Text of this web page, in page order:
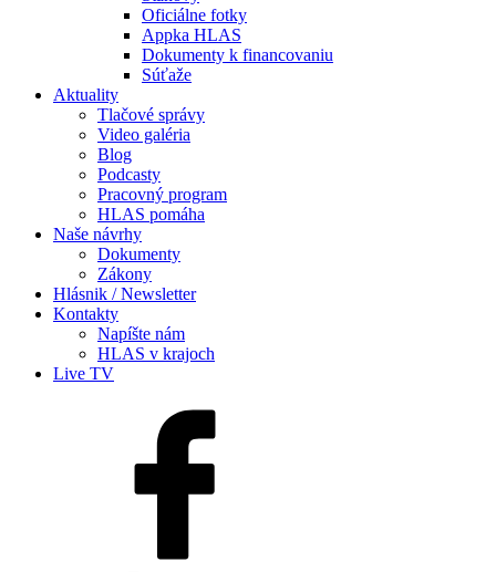
Oficiálne fotky
Appka HLAS
Dokumenty k financovaniu
Súťaže
Aktuality
Tlačové správy
Video galéria
Blog
Podcasty
Pracovný program
HLAS pomáha
Naše návrhy
Dokumenty
Zákony
Hlásnik / Newsletter
Kontakty
Napíšte nám
HLAS v krajoch
Live TV